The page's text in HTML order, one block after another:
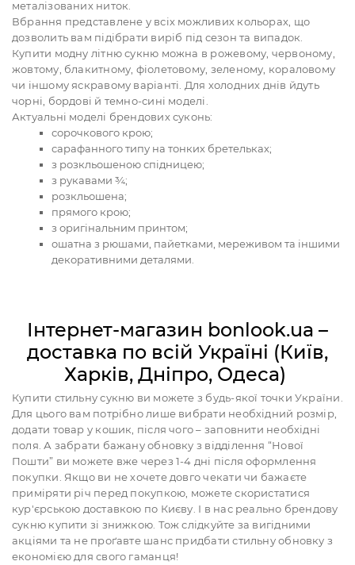
металізованих ниток.
Вбрання представлене у всіх можливих кольорах, що
дозволить вам підібрати виріб під сезон та випадок.
Купити модну літню сукню можна в рожевому, червоному,
жовтому, блакитному, фіолетовому, зеленому, кораловому
чи іншому яскравому варіанті. Для холодних днів йдуть
чорні, бордові й темно-сині моделі.
Актуальні моделі брендових суконь:
сорочкового крою;
сарафанного типу на тонких бретельках;
з розкльошеною спідницею;
з рукавами ¾;
розкльошена;
прямого крою;
з оригінальним принтом;
ошатна з рюшами, пайетками, мереживом та іншими
декоративними деталями.
Інтернет-магазин bonlook.ua –
доставка по всій Україні (Київ,
Харків, Дніпро, Одеса)
Купити стильну сукню ви можете з будь-якої точки України.
Для цього вам потрібно лише вибрати необхідний розмір,
додати товар у кошик, після чого – заповнити необхідні
поля. А забрати бажану обновку з відділення “Нової
Пошти” ви можете вже через 1-4 дні після оформлення
покупки. Якщо ви не хочете довго чекати чи бажаєте
приміряти річ перед покупкою, можете скористатися
кур'єрською доставкою по Києву. І в нас реально брендову
сукню купити зі знижкою. Тож слідкуйте за вигідними
акціями та не проґавте шанс придбати стильну обновку з
економією для свого гаманця!